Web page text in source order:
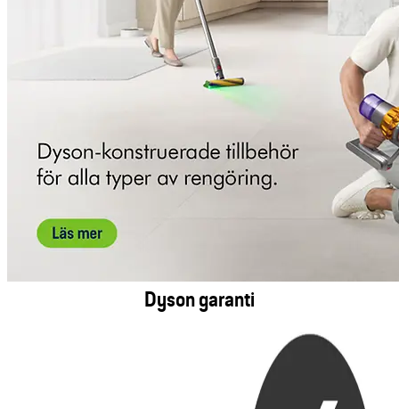
Dyson garanti